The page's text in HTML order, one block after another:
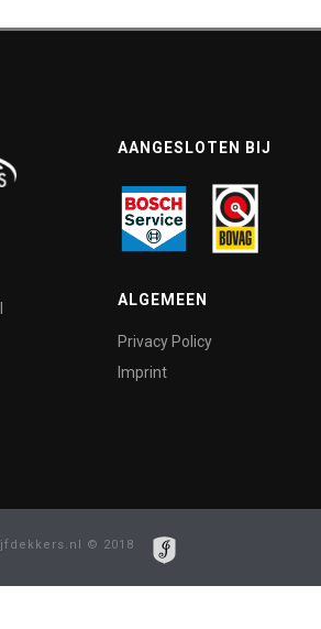
AANGESLOTEN BIJ
ALGEMEEN
Privacy Policy
Imprint
© 2018